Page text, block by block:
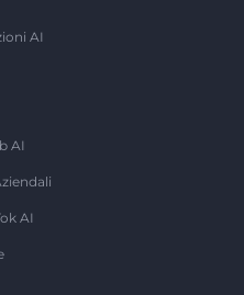
AI
AI
AI